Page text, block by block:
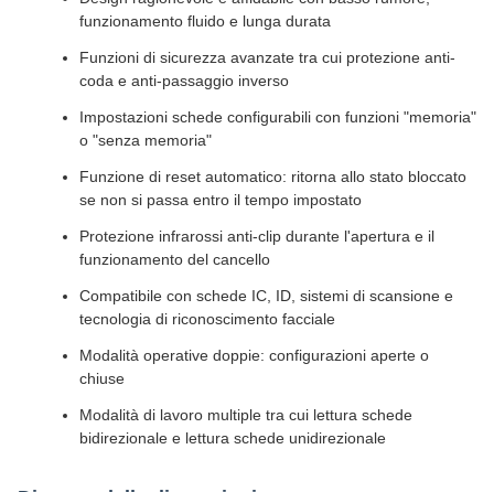
funzionamento fluido e lunga durata
Funzioni di sicurezza avanzate tra cui protezione anti-
coda e anti-passaggio inverso
Impostazioni schede configurabili con funzioni "memoria"
o "senza memoria"
Funzione di reset automatico: ritorna allo stato bloccato
se non si passa entro il tempo impostato
Protezione infrarossi anti-clip durante l'apertura e il
funzionamento del cancello
Compatibile con schede IC, ID, sistemi di scansione e
tecnologia di riconoscimento facciale
Modalità operative doppie: configurazioni aperte o
chiuse
Modalità di lavoro multiple tra cui lettura schede
bidirezionale e lettura schede unidirezionale